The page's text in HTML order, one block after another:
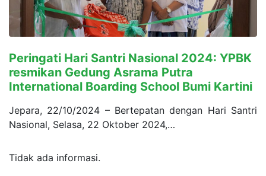
Peringati Hari Santri Nasional 2024: YPBK
resmikan Gedung Asrama Putra
International Boarding School Bumi Kartini
Jepara, 22/10/2024 – Bertepatan dengan Hari Santri
Nasional, Selasa, 22 Oktober 2024,…
Tidak ada informasi.